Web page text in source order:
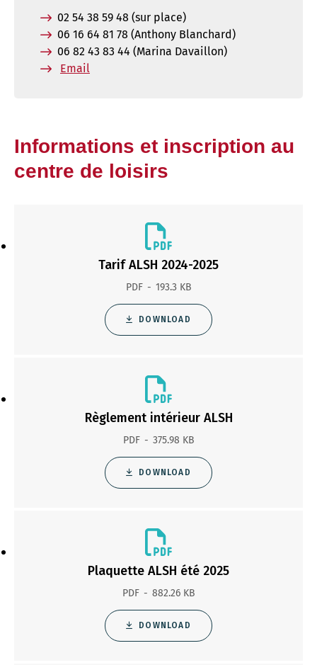
02 54 38 59 48 (sur place)
06 16 64 81 78 (Anthony Blanchard)
06 82 43 83 44 (Marina Davaillon)
Email
Informations et inscription au
centre de loisirs
Tarif ALSH 2024-2025
PDF 193.3 KB
DOWNLOAD
Règlement intérieur ALSH
PDF 375.98 KB
DOWNLOAD
Plaquette ALSH été 2025
PDF 882.26 KB
DOWNLOAD